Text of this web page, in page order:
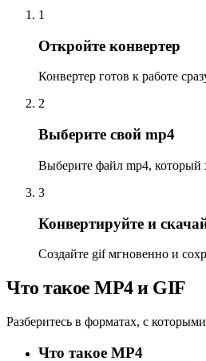
1
Откройте конвертер
Конвертер готов к работе
2
Выберите свой mp4
Выберите файл mp4, который
3
Конвертируйте и
Создайте gif мгновенно и
Что такое MP4 и GIF
Разберитесь в форматах, с
Что такое MP4